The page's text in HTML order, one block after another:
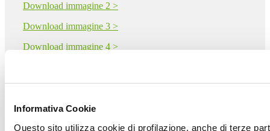
Informativa Cookie
Questo sito utilizza cookie di profilazione, anche di terze
Download immagine 2 >
Download immagine 3 >
Download immagine 4 >
Download PDF